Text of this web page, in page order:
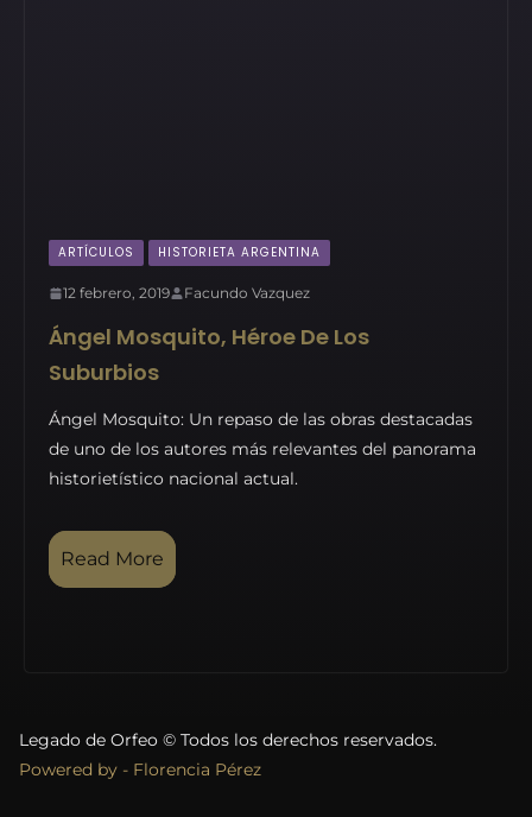
ARTÍCULOS HISTORIETA ARGENTINA
12 febrero, 2019 Facundo Vazquez
Ángel Mosquito, Héroe De Los
Suburbios
Ángel Mosquito: Un repaso de las obras destacadas
de uno de los autores más relevantes del panorama
historietístico nacional actual.
Read More
Legado de Orfeo © Todos los derechos reservados.
Powered by - Florencia Pérez